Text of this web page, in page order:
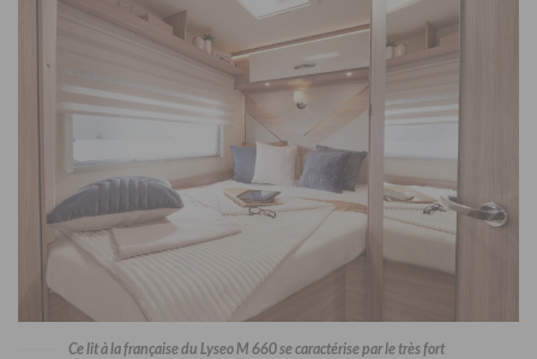
Ce lit à la française du Lyseo M 660 se caractérise par le très fort